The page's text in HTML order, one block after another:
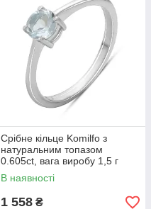
Срібне кільце Komilfo з
натуральним топазом
0.605ct, вага виробу 1,5 г
(2179474) 17 розмір
В наявності
1 558 ₴